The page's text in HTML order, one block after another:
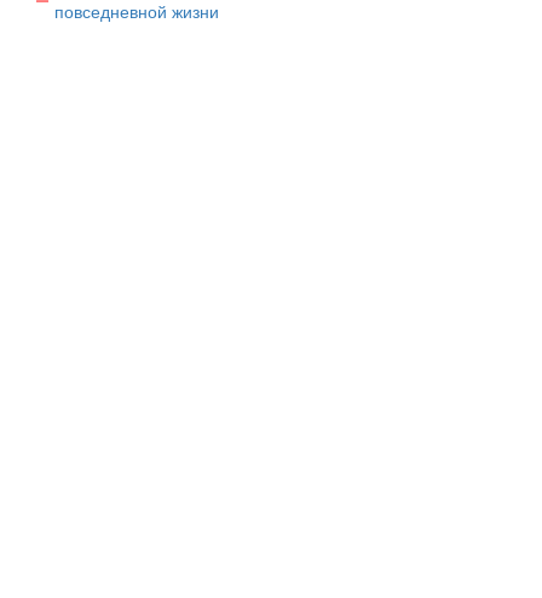
повседневной жизни